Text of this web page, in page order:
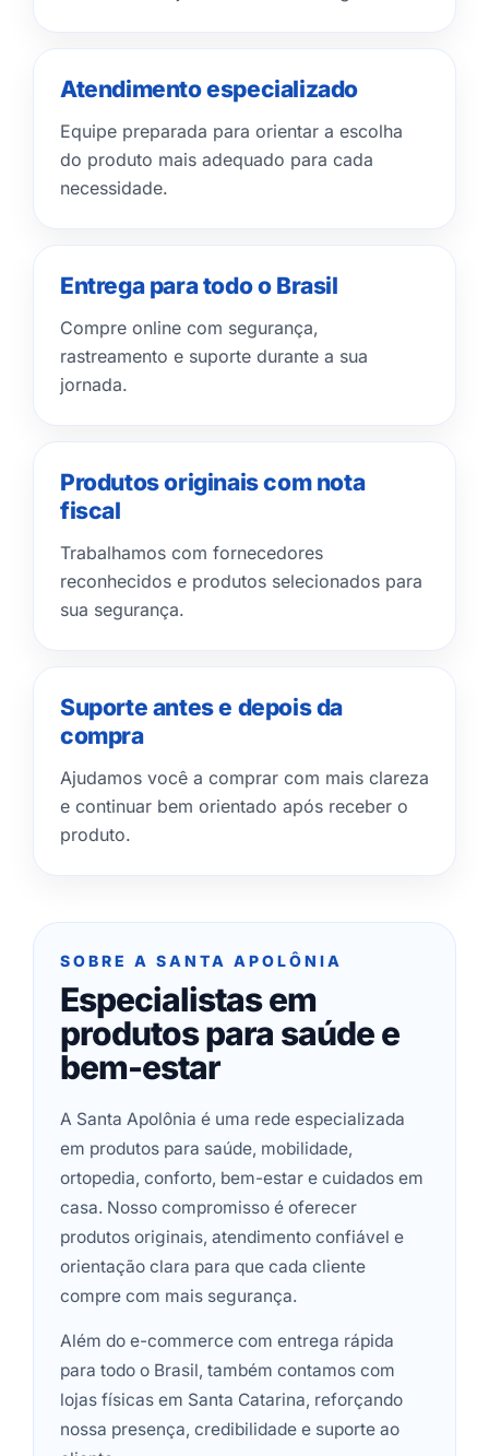
Atendimento especializado
Equipe preparada para orientar a escolha
do produto mais adequado para cada
necessidade.
Entrega para todo o Brasil
Compre online com segurança,
rastreamento e suporte durante a sua
jornada.
Produtos originais com nota
fiscal
Trabalhamos com fornecedores
reconhecidos e produtos selecionados para
sua segurança.
Suporte antes e depois da
compra
Ajudamos você a comprar com mais clareza
e continuar bem orientado após receber o
produto.
SOBRE A SANTA APOLÔNIA
Especialistas em
produtos para saúde e
bem-estar
A Santa Apolônia é uma rede especializada
em produtos para saúde, mobilidade,
ortopedia, conforto, bem-estar e cuidados em
casa. Nosso compromisso é oferecer
produtos originais, atendimento confiável e
orientação clara para que cada cliente
compre com mais segurança.
Além do e-commerce com entrega rápida
para todo o Brasil, também contamos com
lojas físicas em Santa Catarina, reforçando
nossa presença, credibilidade e suporte ao